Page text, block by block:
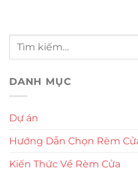
DANH MỤC
Dự án
Hướng Dẫn Chọn Rèm
Kiến Thức Về Rèm Cửa